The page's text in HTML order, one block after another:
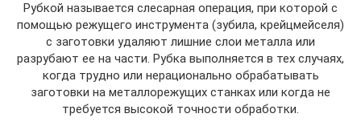
Рубкой называется слесарная операция, при которой с
помощью режущего инструмента (зубила, крейцмейселя)
с заготовки удаляют лишние слои металла или
разрубают ее на части. Рубка выполняется в тех случаях,
когда трудно или нерационально обрабатывать
заготовки на металлорежущих станках или когда не
требуется высокой точности обработки.